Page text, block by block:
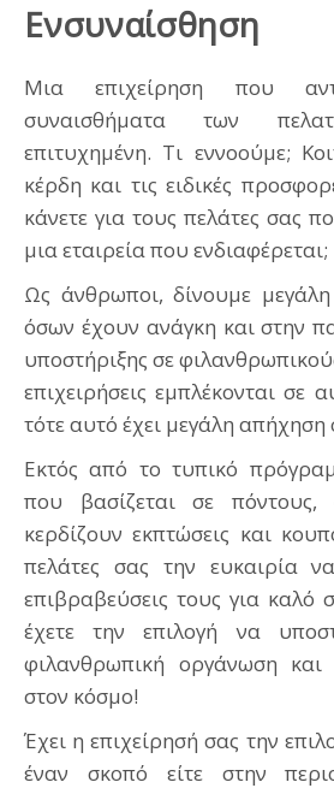
Ενσυναίσθηση
Μια επιχείρηση που
συναισθήματα των
επιτυχημένη. Τι εννοούμε;
κέρδη και τις ειδικές
κάνετε για τους πελάτες σας
μια εταιρεία που ενδιαφέρεται;
Ως άνθρωποι, δίνουμε
όσων έχουν ανάγκη και στην
υποστήριξης σε
επιχειρήσεις εμπλέκονται σε
τότε αυτό έχει μεγάλη απήχηση
Εκτός από το τυπικό
που βασίζεται σε πόντους,
κερδίζουν εκπτώσεις και
πελάτες σας την ευκαιρία
επιβραβεύσεις τους για καλό
έχετε την επιλογή να
φιλανθρωπική οργάνωση
στον κόσμο!
Έχει η επιχείρησή σας την
έναν σκοπό είτε στην